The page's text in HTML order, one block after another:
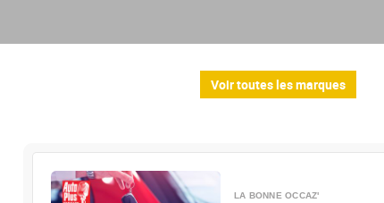
Voir toutes les marques
LA BONNE OCCAZ'